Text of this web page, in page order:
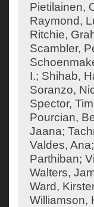
Pietilainen,
Raymond,
Ritchie,
Scambler,
I.; Shihab,
Soranzo,
Spector, Tim
Pourcian,
Jaana;
Valdes, Ana;
Parthiban;
Walters,
Ward,
Williamson,